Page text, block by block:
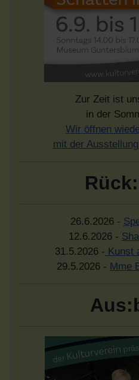
Zur Zeit ist
in der
Wir öffnen
mit der
26.6.2026 -
12.6.2026 -
31.5.2026 - Kunst
29.5.2026 - Mme